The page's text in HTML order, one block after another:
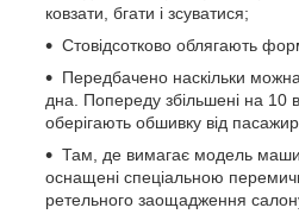
ковзати, бгати і зсуватися;
Стовідсотково облягають
Передбачено наскільки
дна. Попереду збільшені на 10
оберігають обшивку від
Там, де вимагає модель
оснащені спеціальною
ретельного заощадження